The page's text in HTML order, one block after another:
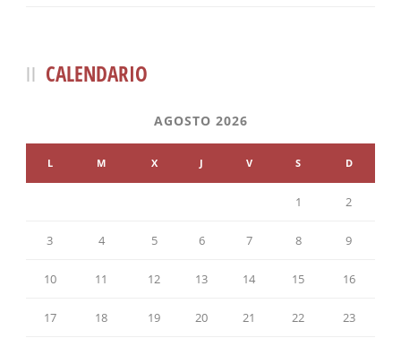
CALENDARIO
AGOSTO 2026
L M X J V S D
1 2
3 4 5 6 7 8 9
10 11 12 13 14 15 16
17 18 19 20 21 22 23